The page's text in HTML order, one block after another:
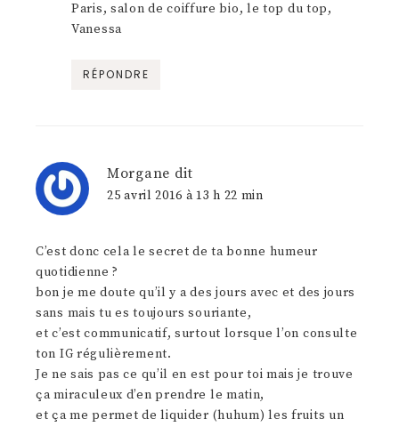
Paris, salon de coiffure bio, le top du top,
Vanessa
RÉPONDRE
Morgane dit
25 avril 2016 à 13 h 22 min
C’est donc cela le secret de ta bonne humeur
quotidienne ?
bon je me doute qu’il y a des jours avec et des jours
sans mais tu es toujours souriante,
et c’est communicatif, surtout lorsque l’on consulte
ton IG régulièrement.
Je ne sais pas ce qu’il en est pour toi mais je trouve
ça miraculeux d’en prendre le matin,
et ça me permet de liquider (huhum) les fruits un